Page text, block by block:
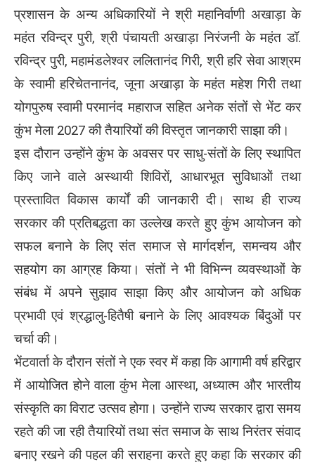
प्रशासन के अन्य अधिकारियों ने श्री महानिर्वाणी अखाड़ा के
महंत रविन्द्र पुरी, श्री पंचायती अखाड़ा निरंजनी के महंत डॉ.
रविन्द्र पुरी, महामंडलेश्वर ललितानंद गिरी, श्री हरि सेवा आश्रम
के स्वामी हरिचेतनानंद, जूना अखाड़ा के महंत महेश गिरी तथा
योगपुरुष स्वामी परमानंद महाराज सहित अनेक संतों से भेंट कर
कुंभ मेला 2027 की तैयारियों की विस्तृत जानकारी साझा की।
इस दौरान उन्होंने कुंभ के अवसर पर साधु-संतों के लिए स्थापित
किए जाने वाले अस्थायी शिविरों, आधारभूत सुविधाओं तथा
प्रस्तावित विकास कार्यों की जानकारी दी। साथ ही राज्य
सरकार की प्रतिबद्धता का उल्लेख करते हुए कुंभ आयोजन को
सफल बनाने के लिए संत समाज से मार्गदर्शन, समन्वय और
सहयोग का आग्रह किया। संतों ने भी विभिन्न व्यवस्थाओं के
संबंध में अपने सुझाव साझा किए और आयोजन को अधिक
प्रभावी एवं श्रद्धालु-हितैषी बनाने के लिए आवश्यक बिंदुओं पर
चर्चा की।
भेंटवार्ता के दौरान संतों ने एक स्वर में कहा कि आगामी वर्ष हरिद्वार
में आयोजित होने वाला कुंभ मेला आस्था, अध्यात्म और भारतीय
संस्कृति का विराट उत्सव होगा। उन्होंने राज्य सरकार द्वारा समय
रहते की जा रही तैयारियों तथा संत समाज के साथ निरंतर संवाद
बनाए रखने की पहल की सराहना करते हुए कहा कि सरकार की